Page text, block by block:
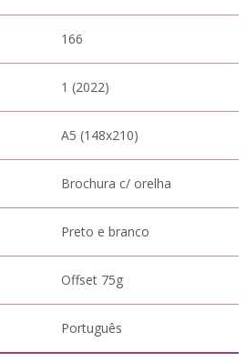
166
1 (2022)
A5 (148x210)
Brochura c/ orelha
Preto e branco
Offset 75g
Português